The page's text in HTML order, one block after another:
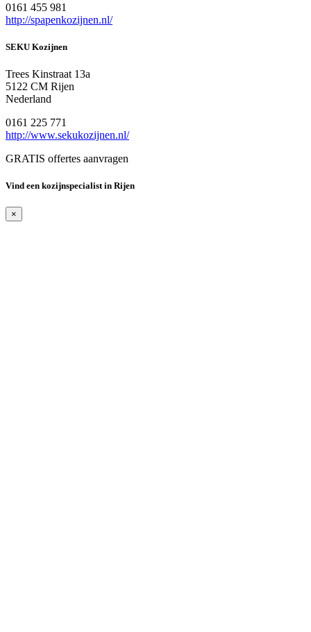
0161 455 981
http://spapenkozijnen.nl/
SEKU Kozijnen
Trees Kinstraat 13a
5122 CM Rijen
Nederland
0161 225 771
http://www.sekukozijnen.nl/
GRATIS offertes aanvragen
Vind een kozijnspecialist in Rijen
×